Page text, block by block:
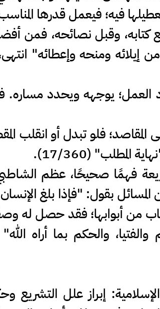
فيه؛ فيعمل قدرها المناسب
كتابه، وقبل نصائحه، فمن
إيلائه ومنحه وإعطائه"
العمل؛ يوجهه ويحدد
المقاصد؛ فلو تبدل أو انقلب
(17/360).
فهمًا صحيحًا، عظم
بقول: "فإذا بلغ
من أبوابها؛ فقد حصل له
والحكم بما أراه
إبراز علل التشريع